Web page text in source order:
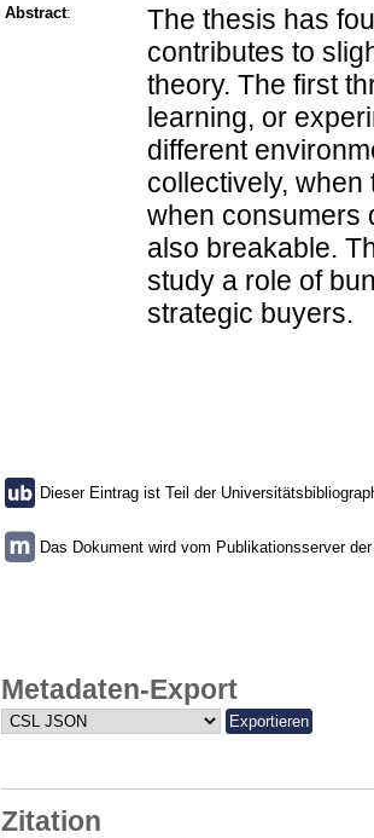
Abstract:
The thesis has
contributes to
theory. The first
learning, or
different
collectively,
when consumers
also breakable.
study a role of
strategic buyers.
Dieser Eintrag ist Teil der
Das Dokument wird vom Publikationsserver
Metadaten-Export
Zitation